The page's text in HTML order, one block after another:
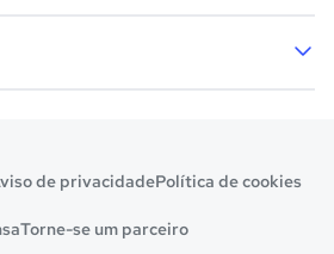
Sisutec
Atendimento
Educa Brasil
de privacidadePolítica de cookies
Torne-se um parceiro